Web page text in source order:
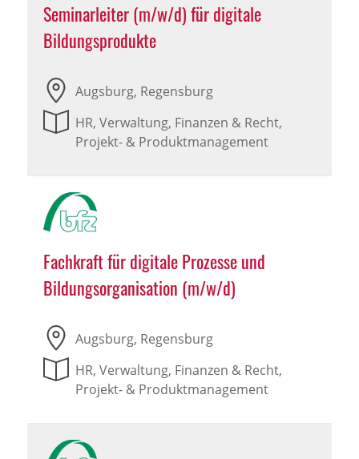
Seminarleiter (m/w/d) für digitale
Bildungsprodukte
Augsburg, Regensburg
HR, Verwaltung, Finanzen & Recht,
Projekt- & Produktmanagement
Fachkraft für digitale Prozesse und
Bildungsorganisation (m/w/d)
Augsburg, Regensburg
HR, Verwaltung, Finanzen & Recht,
Projekt- & Produktmanagement